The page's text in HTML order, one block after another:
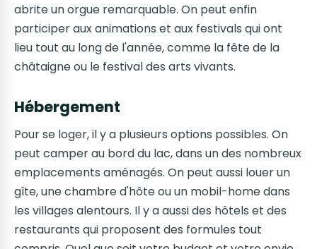
abrite un orgue remarquable. On peut enfin
participer aux animations et aux festivals qui ont
lieu tout au long de l'année, comme la fête de la
châtaigne ou le festival des arts vivants.
Hébergement
Pour se loger, il y a plusieurs options possibles. On
peut camper au bord du lac, dans un des nombreux
emplacements aménagés. On peut aussi louer un
gîte, une chambre d'hôte ou un mobil-home dans
les villages alentours. Il y a aussi des hôtels et des
restaurants qui proposent des formules tout